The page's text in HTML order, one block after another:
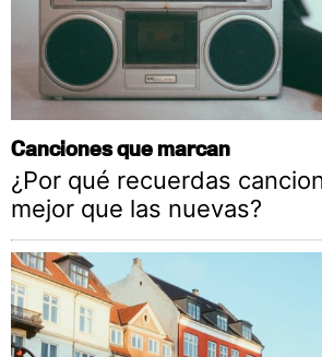
Canciones que marcan
¿Por qué recuerdas
mejor que las nuevas?